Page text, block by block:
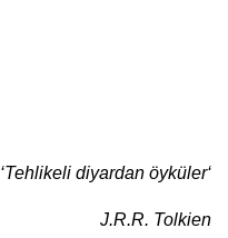
‘Tehlikeli diyardan öyküler‘
J.R.R. Tolkien